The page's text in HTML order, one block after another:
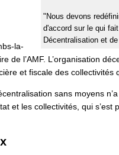
"Nous devons
d'accord sur le qui
Décentralisation et
la-
l’AMF. L’organisation
et fiscale des collectivités
sans moyens
et les collectivités, qui s’est